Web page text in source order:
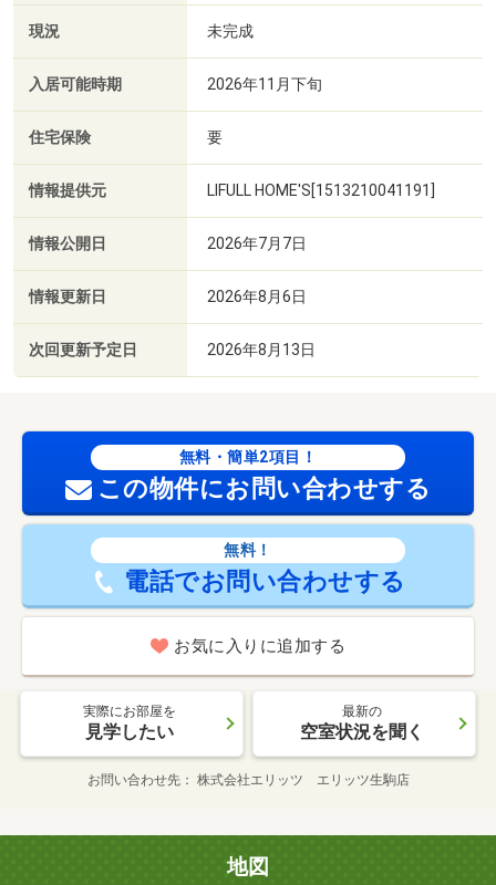
現況 未完成
入居可能時期 2026年11月下旬
住宅保険 要
情報提供元 LIFULL HOME'S[1513210041191]
情報公開日 2026年7月7日
情報更新日 2026年8月6日
次回更新予定日 2026年8月13日
無料・簡単2項目！
この物件にお問い合わせする
無料！
電話でお問い合わせする
お気に入りに追加する
実際にお部屋を
見学したい
最新の
空室状況を聞く
お問い合わせ先 株式会社エリッツ エリッツ生駒店
地図